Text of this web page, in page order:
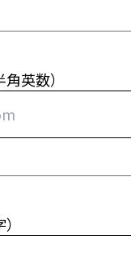
英数）